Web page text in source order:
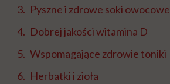
Pyszne i zdrowe soki owocowe
Dobrej jakości witamina D
Wspomagające zdrowie toniki
Herbatki i zioła